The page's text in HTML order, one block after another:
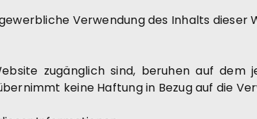
Verwendung des Inhalts dieser
zugänglich sind, beruhen auf dem
keine Haftung in Bezug auf die